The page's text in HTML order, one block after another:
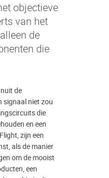
objectieve
van het
de
die
de
signaal niet zou
die
en een
zijn een
als de manier
om de mooist
een